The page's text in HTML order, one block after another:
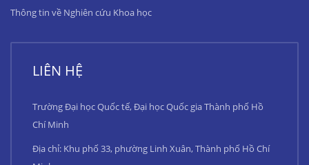
Thông tin về Nghiên cứu Khoa học
LIÊN HỆ
Trường Đại học Quốc tế, Đại học Quốc gia Thành phố Hồ
Chí Minh
Địa chỉ: Khu phố 33, phường Linh Xuân, Thành phố Hồ Chí